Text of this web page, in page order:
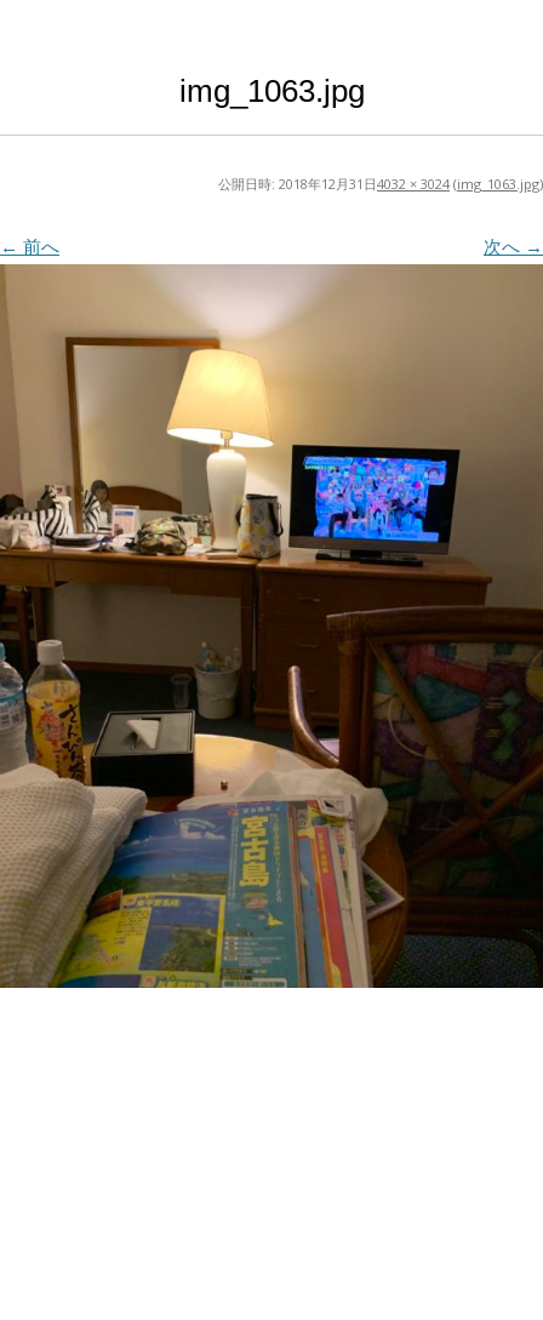
img_1063.jpg
公開日時: 2018年12月31日4032 × 3024 (img_1063.jpg)
← 前へ 次へ →